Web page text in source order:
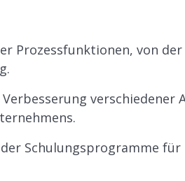
Prozessfunktionen, von
verschiedener
Schulungsprogramme